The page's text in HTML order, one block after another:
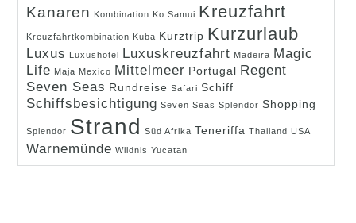
Kanaren Kombination Ko Samui Kreuzfahrt
Kreuzfahrtkombination Kuba Kurztrip Kurzurlaub
Luxus Luxushotel Luxuskreuzfahrt Madeira Magic
Life Maja Mexico Mittelmeer Portugal Regent
Seven Seas Rundreise Safari Schiff
Schiffsbesichtigung Seven Seas Splendor Shopping
Splendor Strand Süd Afrika Teneriffa Thailand USA
Warnemünde Wildnis Yucatan